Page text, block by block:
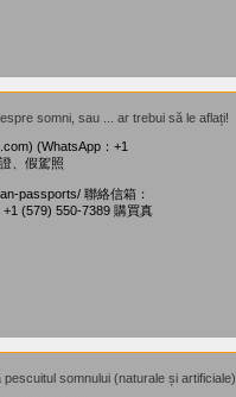
somni, sau ... ar trebui să le aflați!
(WhatsApp：+1
、假駕照
passports/ 聯絡信箱：
(579) 550-7389 購買真
somnului (naturale și artificiale)